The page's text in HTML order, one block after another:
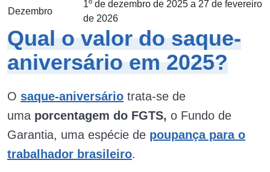
Dezembro
1º de dezembro de 2025 a 27 de fevereiro
de 2026
Qual o valor do saque-
aniversário em 2025?
O saque-aniversário trata-se de
uma porcentagem do FGTS, o Fundo de
Garantia, uma espécie de poupança para o
trabalhador brasileiro.